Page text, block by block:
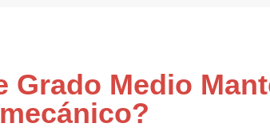
Grado Medio